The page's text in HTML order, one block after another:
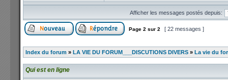
Afficher les messages postés depuis:
Page 2 sur 2 [ 22 messages ]
Index du forum » LA VIE DU FORUM___DISCUTIONS DIVERS » La vie du
Qui est en ligne